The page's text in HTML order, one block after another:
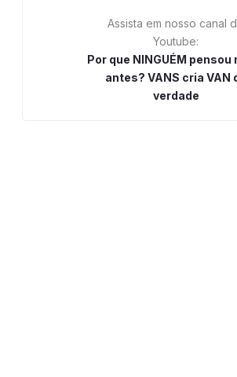
Assista em nosso canal
Youtube:
Por que NINGUÉM pensou
antes? VANS cria VAN
verdade